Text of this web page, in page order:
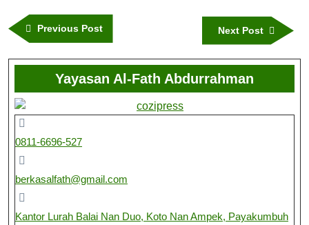
Previous Post Next Post
Yayasan Al-Fath Abdurrahman
0811-6696-527
berkasalfath@gmail.com
Kantor Lurah Balai Nan Duo, Koto Nan Ampek, Payakumbuh